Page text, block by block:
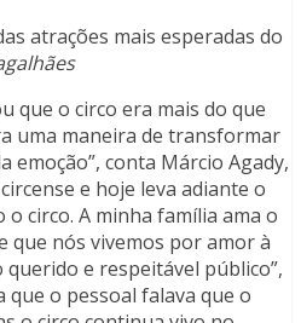
atrações mais esperadas do
que o circo era mais do que
uma maneira de transformar
emoção”, conta Márcio Agady,
e hoje leva adiante o
o circo. A minha família ama o
que nós vivemos por amor à
e respeitável público”,
que o pessoal falava que o